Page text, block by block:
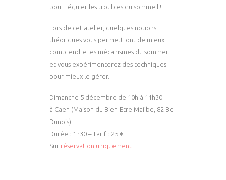
pour réguler les troubles du sommeil !
Lors de cet atelier, quelques notions
théoriques vous permettront de mieux
comprendre les mécanismes du sommeil
et vous expérimenterez des techniques
pour mieux le gérer.
Dimanche 5 décembre de 10h à 11h30
à Caen (Maison du Bien-Etre Mai’be, 82 Bd
Dunois)
Durée : 1h30 – Tarif : 25 €
Sur réservation uniquement